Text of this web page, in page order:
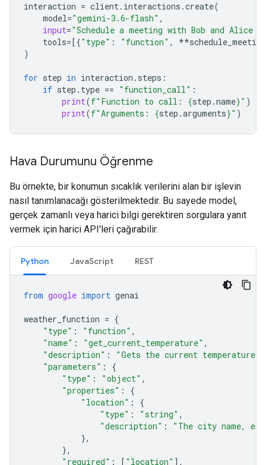
interaction = client. interactions .create(
model="gemini-3.6-flash" ,
input="Schedule a meeting with Bob and Alice
tools=[{"type" : "function" , **
)
for step in interaction . steps :
if step . type == "function_call" :
print(f"Function to call: {step .name}" )
print(f"Arguments: {step .arguments}" )
Hava Durumunu Öğrenme
Bu örnekte, bir konumun sıcaklık verilerini alan bir işlevin
nasıl tanımlanacağı gösterilmektedir. Bu sayede model,
gerçek zamanlı veya harici bilgi gerektiren sorgulara yanıt
vermek için harici API'leri çağırabilir.
Python JavaScript REST
from google import genai
weather_function = {
"type" : "function" ,
"name" : "get_current_temperature" ,
"description" :
"Gets the current
"parameters" :
{
"type" : "object" ,
"properties" :
{
"location" :
{
"type" : "string" ,
"description" :
"The city name,
},
},
"required" : [ "location" ],